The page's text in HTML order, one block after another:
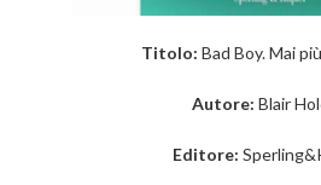
Titolo: Bad Boy. Mai
Autore: Blair
Editore: